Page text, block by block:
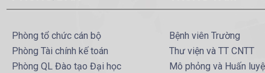
Phòng tổ chức cán bộ
Phòng Tài chính kế toán
Phòng QL Đào tạo Đại học
Bệnh viên Trường
Thư viện và TT CNTT
Mô phỏng và Huấn